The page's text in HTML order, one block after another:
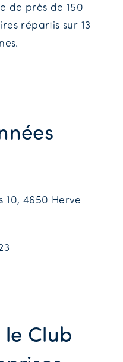
de près de 150
répartis sur 13
10, 4650 Herve
le Club